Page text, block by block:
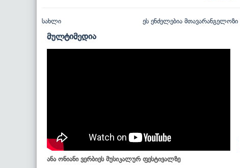
სახლი ეს ენძელებია მთავარანგელოზი
მულტიმედია
ანა ონიანი ვერბიეს მუსიკალურ ფესტივალზე